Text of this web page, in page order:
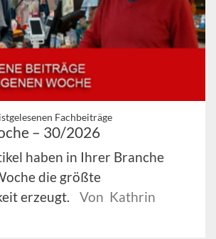
Fachbeiträge
– 30/2026
haben in Ihrer Branche
die größte
erzeugt.
Von Kathrin